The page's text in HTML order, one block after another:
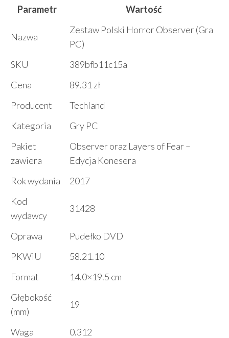
Parametr
Wartość
Nazwa
Zestaw Polski Horror Observer (Gra
PC)
SKU
389bfb11c15a
Cena
89.31 zł
Producent
Techland
Kategoria
Gry PC
Pakiet
zawiera
Observer oraz Layers of Fear –
Edycja Konesera
Rok wydania
2017
Kod
wydawcy
31428
Oprawa
Pudełko DVD
PKWiU
58.21.10
Format
14.0×19.5 cm
Głębokość
(mm)
19
Waga
0.312